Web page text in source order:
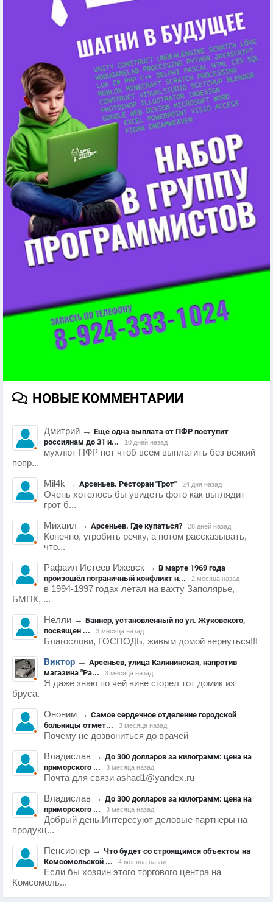
НОВЫЕ КОММЕНТАРИИ
Дмитрий → Еще одна выплата от ПФР поступит
россиянам до 31 и...
10 дней назад
мухлют ПФР нет чтоб всем выплатить без всякий
попр...
Mil4k → Арсеньев. Ресторан "Грот" 24 дня назад
Очень хотелось бы увидеть фото как выглядит
грот б...
Михаил → Арсеньев. Где купаться? 28 дней назад
Конечно, угробить речку, а потом рассказывать,
что...
Рафаил Истеев Ижевск → В марте 1969 года
произошёл пограничный конфликт н...
2 месяца назад
в 1994-1997 годах летал на вахту Заполярье,
БМПК, ...
Нелли → Баннер, установленный по ул. Жуковского,
посвящен ...
3 месяца назад
Благослови, ГОСПОДЬ, живым домой вернуться!!!
Виктор → Арсеньев, улица Калининская, напротив
магазина "Ра...
3 месяца назад
Я даже знаю по чей вине сгорел тот домик из
бруса.
Ононим → Самое сердечное отделение городской
больницы отмет...
3 месяца назад
Почему не дозвониться до врачей
Владислав → До 300 долларов за килограмм: цена на
приморского ...
3 месяца назад
Почта для связи ashad1@yandex.ru
Владислав → До 300 долларов за килограмм: цена на
приморского ...
3 месяца назад
Добрый день.Интересуют деловые партнеры на
продукц...
Пенсионер → Что будет со строящимся объектом на
Комсомольской ...
4 месяца назад
Если бы хозяин этого торгового центра на
Комсомоль...